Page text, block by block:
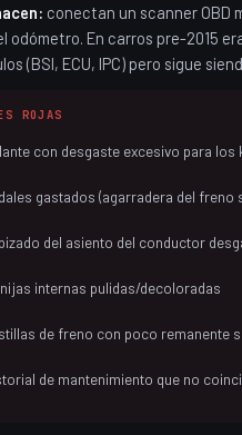
conectan un scanner OBD
odómetro. En carros pre-2015
(BSI, ECU, IPC) pero sigue
ROJAS
con desgaste excesivo para los
gastados (agarradera del freno
del asiento del conductor
internas pulidas/decoloradas
de freno con poco remanente
de mantenimiento que no